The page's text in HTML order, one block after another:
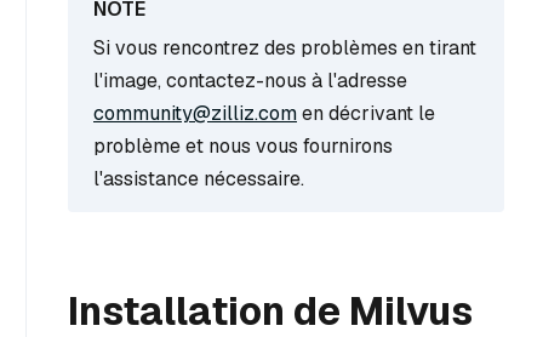
Si vous rencontrez des problèmes en tirant
l'image, contactez-nous à l'adresse
community@zilliz.comen décrivant le
problème et nous vous fournirons
l'assistance nécessaire.
Installation de Milvus